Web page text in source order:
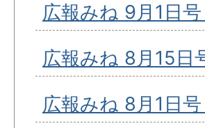
広報みね 9月1日
広報みね 8月15日
広報みね 8月1日